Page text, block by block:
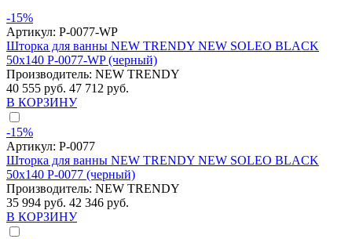
-15%
Артикул: P-0077-WP
Шторка для ванны NEW TRENDY NEW SOLEO BLACK
50x140 P-0077-WP (черный)
Производитель: NEW TRENDY
40 555 руб. 47 712 руб.
В КОРЗИНУ
-15%
Артикул: P-0077
Шторка для ванны NEW TRENDY NEW SOLEO BLACK
50x140 P-0077 (черный)
Производитель: NEW TRENDY
35 994 руб. 42 346 руб.
В КОРЗИНУ